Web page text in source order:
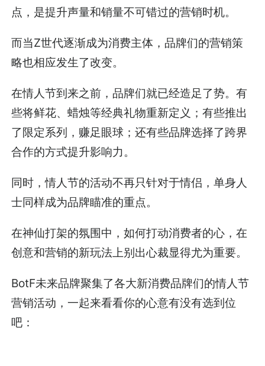
点，是提升声量和销量不可错过的营销时机。
而当Z世代逐渐成为消费主体，品牌们的营销策
略也相应发生了改变。
在情人节到来之前，品牌们就已经造足了势。有
些将鲜花、蜡烛等经典礼物重新定义；有些推出
了限定系列，赚足眼球；还有些品牌选择了跨界
合作的方式提升影响力。
同时，情人节的活动不再只针对于情侣，单身人
士同样成为品牌瞄准的重点。
在神仙打架的氛围中，如何打动消费者的心，在
创意和营销的新玩法上别出心裁显得尤为重要。
BotF未来品牌聚集了各大新消费品牌们的情人节
营销活动，一起来看看你的心意有没有选到位
吧：